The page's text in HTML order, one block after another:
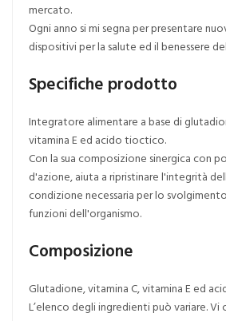
mercato.
Ogni anno si mi segna per presentare
dispositivi per la salute ed il benessere
Specifiche prodotto
Integratore alimentare a base di
vitamina E ed acido tioctico.
Con la sua composizione sinergica con
d'azione, aiuta a ripristinare l'integrità
condizione necessaria per lo
funzioni dell'organismo.
Composizione
Glutadione, vitamina C, vitamina E ed
L’elenco degli ingredienti può variare. Vi